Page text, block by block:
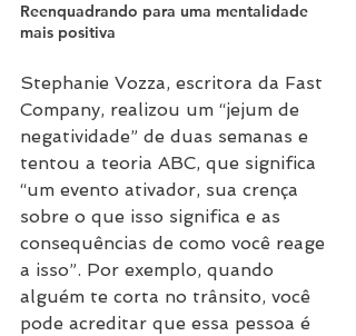
Reenquadrando para uma mentalidade
mais positiva
Stephanie Vozza, escritora da Fast
Company, realizou um “jejum de
negatividade” de duas semanas e
tentou a teoria ABC, que significa
“um evento ativador, sua crença
sobre o que isso significa e as
consequências de como você reage
a isso”. Por exemplo, quando
alguém te corta no trânsito, você
pode acreditar que essa pessoa é